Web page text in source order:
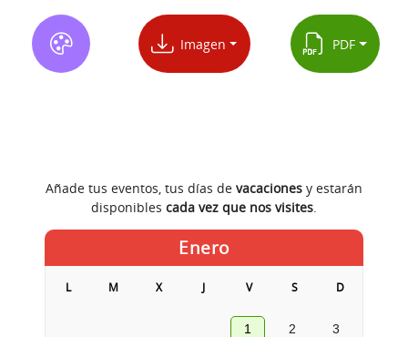
Enero
L M X J V S D
1 2 3
Añade tus eventos, tus días de vacaciones y estarán
disponibles cada vez que nos visites.
Imagen PDF